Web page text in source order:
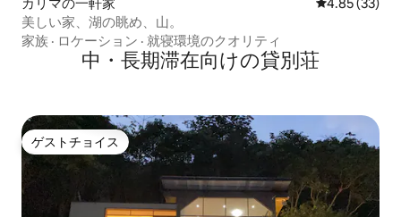
美しい家、湖の眺め、山。
家族 · ロケーション · 就寝環境のクオリティ
中・長期滞在向けの貸別荘
ゲストチョイス
ゲストチョイス